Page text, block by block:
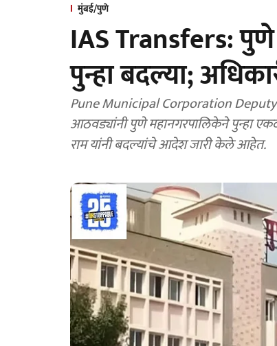
मुंबई/पुणे
IAS Transfers: पुणे
पुन्हा बदल्या;
Pune Municipal Corporation Deputy Commissioners Transfers: मागील फेरबदलानंतर अवघ्या दोन
आठवड्यांनी पुणे महानगरपालिकेने पुन्हा
राम यांनी बदल्यांचे आदेश जारी केले आहेत.